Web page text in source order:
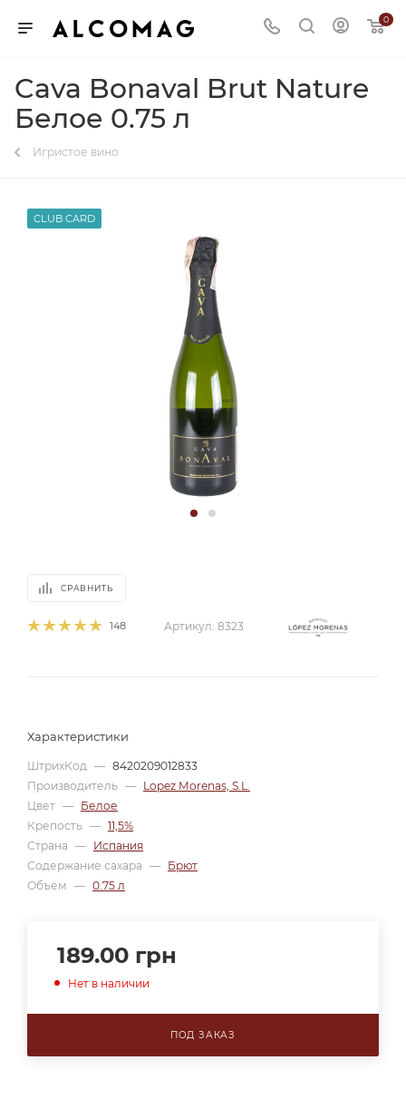
0
Cava Bonaval Brut Nature
Белое 0.75 л
Игристое вино
CLUB CARD
СРАВНИТЬ
148 Артикул: 8323
Характеристики
ШтрихКод — 8420209012833
Производитель — Lopez Morenas, S.L.
Цвет — Белое
Крепость — 11,5%
Страна — Испания
Содержание сахара — Брют
Объем — 0.75 л
189.00 грн
Нет в наличии
ПОД ЗАКАЗ